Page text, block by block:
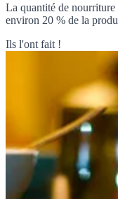
La quantité de nourriture
environ 20 % de la
Ils l'ont fait !